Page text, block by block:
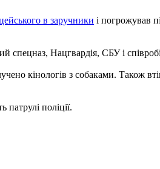
в заручники і погрожував
спецназ, Нацгвардія, СБУ і
кінологів з собаками. Також
поліції.